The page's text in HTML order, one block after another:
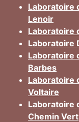
Laboratoire
Lenoir
Laboratoire
Laboratoire
Laboratoire
Barbes
Laboratoire
Voltaire
Laboratoire
Chemin Vert